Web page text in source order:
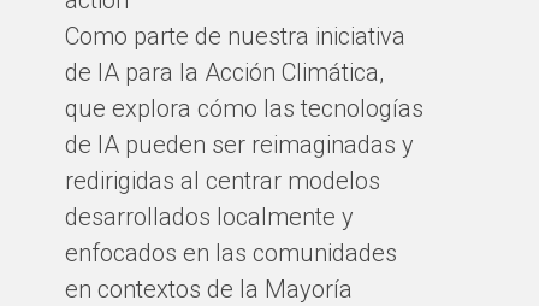
Como parte de nuestra iniciativa
de IA para la Acción Climática,
que explora cómo las tecnologías
de IA pueden ser reimaginadas y
redirigidas al centrar modelos
desarrollados localmente y
enfocados en las comunidades
en contextos de la Mayoría